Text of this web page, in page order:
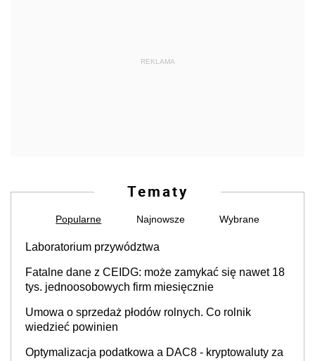
REKLAMA
Tematy
Popularne Najnowsze Wybrane
Laboratorium przywództwa
Fatalne dane z CEIDG: może zamykać się nawet 18
tys. jednoosobowych firm miesięcznie
Umowa o sprzedaż płodów rolnych. Co rolnik
wiedzieć powinien
Optymalizacja podatkowa a DAC8 - kryptowaluty za